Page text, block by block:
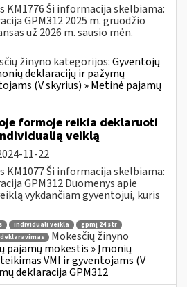
KM1776 Ši informacija skelbiama:
GPM312 2025 m. gruodžio
už 2026 m. sausio mėn.
žinyno kategorijos:Gyventojų
deklaracijų ir pažymų
(V skyrius) » Metinė pajamų
formoje reikia deklaruoti
veiklą
11-22
KM1077 Ši informacija skelbiama:
GPM312 Duomenys apie
vykdančiam gyventojui, kuris
individuali veikla
gpmį 24 str
Mokesčių žinyno
pajamų mokestis » Įmonių
VMI ir gyventojams (V
deklaracija GPM312